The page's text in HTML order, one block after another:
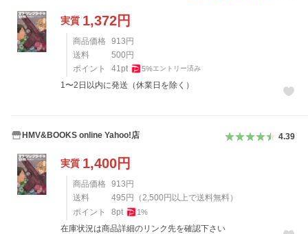
実質 1,372円
商品価格 913 円
送料
500 円
ポイント
41pt 5%エントリー済み
1〜2日以内に発送（休業日を除く）
HMV&BOOKS online Yahoo!店 4.39
実質 1,400円
商品価格 913 円
送料
495 円 （2,500 円以上で送料無料）
ポイント
8pt 1%
在庫状況は商品詳細のリンク先を確認下さい